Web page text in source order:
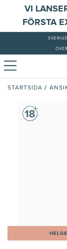
VI
FÖRSTA
STARTSIDA /